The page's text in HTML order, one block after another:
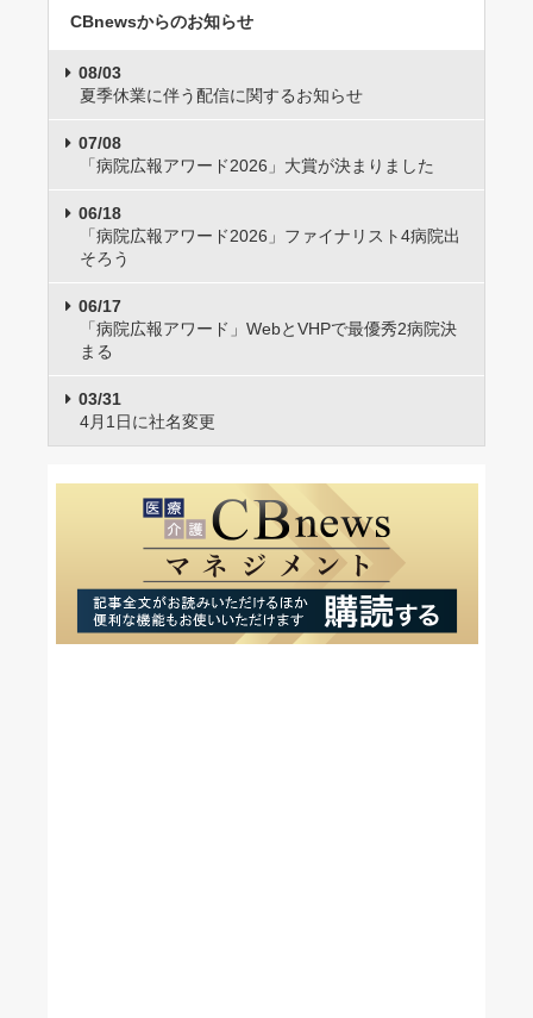
CBnewsからのお知らせ
08/03
夏季休業に伴う配信に関するお知らせ
07/08
「病院広報アワード2026」大賞が決まりました
06/18
「病院広報アワード2026」ファイナリスト4病院出
そろう
06/17
「病院広報アワード」WebとVHPで最優秀2病院決
まる
03/31
4月1日に社名変更